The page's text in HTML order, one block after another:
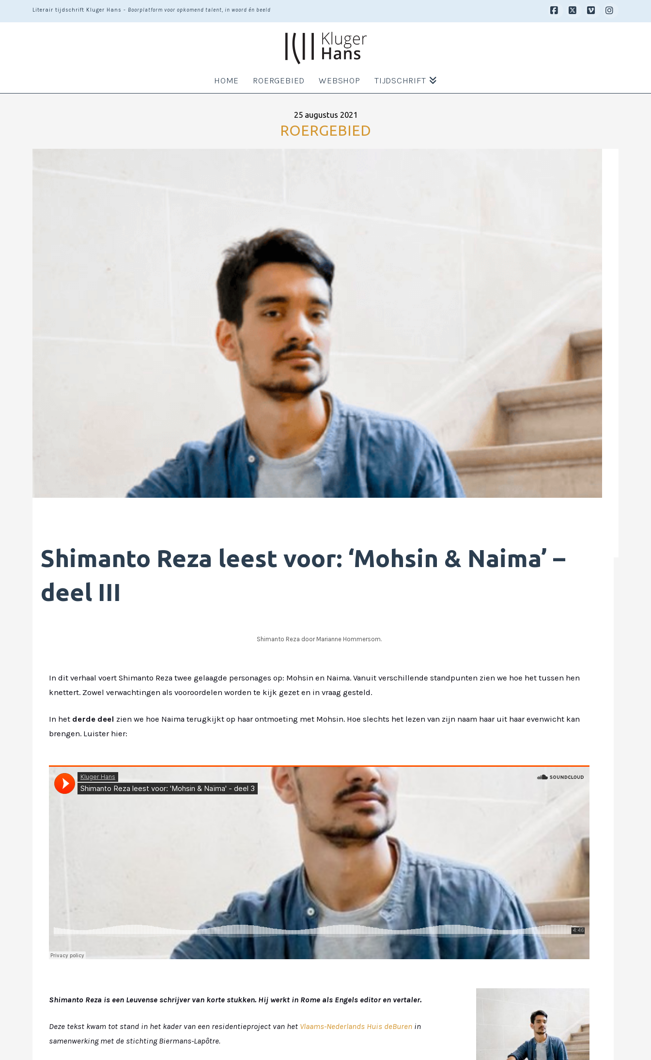
Literair tijdschrift Kluger Hans - Boorplatform voor opkomend talent, in woord én beeld
Facebook
X Vimeo
HOME ROERGEBIED WEBSHOP TIJDSCHRIFT
25 augustus 2021
ROERGEBIED
Shimanto Reza leest voor: ‘Mohsin & Naima’ –
deel III
Shimanto Reza door Marianne Hommersom.
In dit verhaal voert Shimanto Reza twee gelaagde personages op: Mohsin en Naima. Vanuit verschillende standpunten zien we hoe het tussen hen
knettert. Zowel verwachtingen als vooroordelen worden te kijk gezet en in vraag gesteld.
In het derde deel zien we hoe Naima terugkijkt op haar ontmoeting met Mohsin. Hoe slechts het lezen van zijn naam haar uit haar evenwicht kan
brengen. Luister hier:
Shimanto Reza is een Leuvense schrijver van korte stukken. Hij werkt in Rome als Engels editor en vertaler.
Deze tekst kwam tot stand in het kader van een residentieproject van het Vlaams-Nederlands Huis deBurenin
samenwerking met de stichting Biermans-Lapôtre.